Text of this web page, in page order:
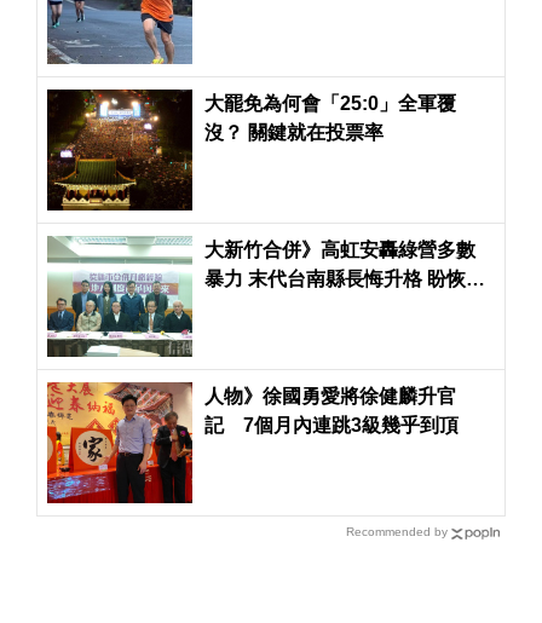
大罷免為何會「25:0」全軍覆
沒？ 關鍵就在投票率
大新竹合併》高虹安轟綠營多數
暴力 末代台南縣長悔升格 盼恢復
人物》徐國勇愛將徐健麟升官
記 7個月內連跳3級幾乎到頂
Recommended by